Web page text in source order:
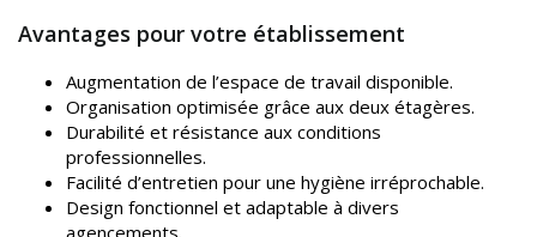
Avantages pour votre établissement
Augmentation de l’espace de travail disponible.
Organisation optimisée grâce aux deux étagères.
Durabilité et résistance aux conditions
professionnelles.
Facilité d’entretien pour une hygiène irréprochable.
Design fonctionnel et adaptable à divers